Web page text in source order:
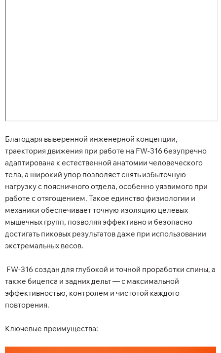
Благодаря выверенной инженерной концепции,
траектория движения при работе на FW-316 безупречно
адаптирована к естественной анатомии человеческого
тела, а широкий упор позволяет снять избыточную
нагрузку с поясничного отдела, особенно уязвимого при
работе с отягощением. Такое единство физиологии и
механики обеспечивает точную изоляцию целевых
мышечных групп, позволяя эффективно и безопасно
достигать пиковых результатов даже при использовании
экстремальных весов.
FW-316 создан для глубокой и точной проработки спины, а
также бицепса и задних дельт — с максимальной
эффективностью, контролем и чистотой каждого
повторения.
Ключевые преимущества: